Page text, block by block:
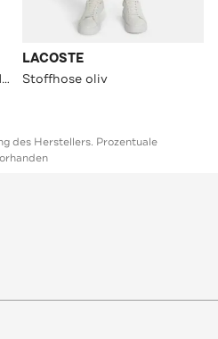
Polo-Shirt BIBI COLLEGE Navy
LACOSTE
Stoffhose oliv
des Herstellers. Prozentuale